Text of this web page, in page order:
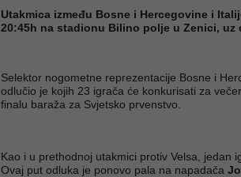
Utakmica između Bosne i Hercegovine i
20:45h na stadionu Bilino polje u Zenici, uz
Selektor nogometne reprezentacije Bosne i
odlučio je kojih 23 igrača će konkurisati za
finalu baraža za Svjetsko prvenstvo.
Kao i u prethodnoj utakmici protiv Velsa, jedan
Ovaj put odluka je ponovo pala na napadača